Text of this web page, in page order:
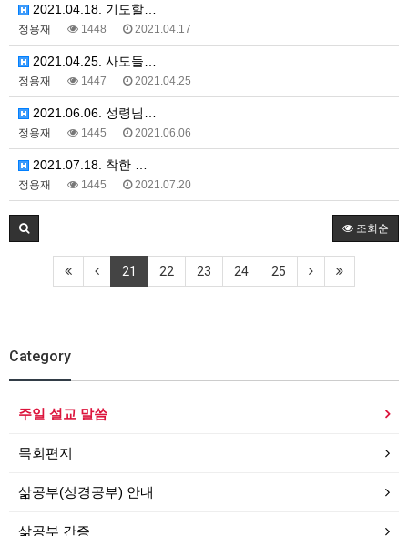
2021.04.18. 기도할…
정용재 1448 2021.04.17
2021.04.25. 사도들…
정용재 1447 2021.04.25
2021.06.06. 성령님…
정용재 1445 2021.06.06
2021.07.18. 착한 …
정용재 1445 2021.07.20
조회순
21 22 23 24 25
Category
주일 설교 말씀
목회편지
삶공부(성경공부) 안내
삶공부 간증